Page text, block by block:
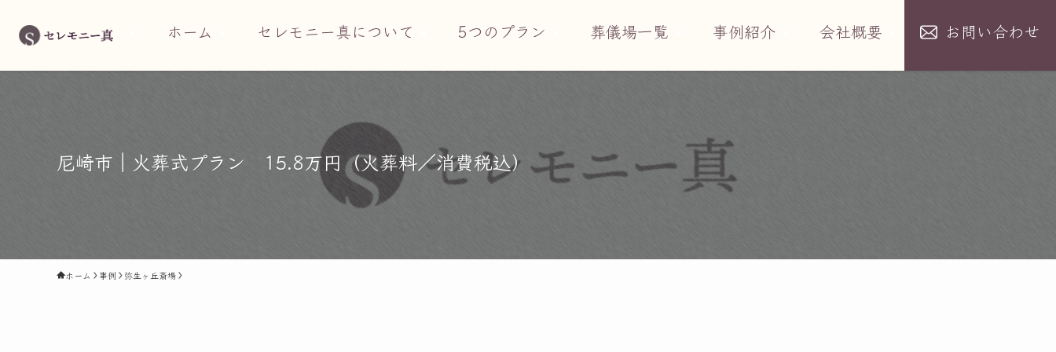
ホーム セレモニー真について 5つのプラン 葬儀場一覧 事例紹介 会社概要 お問い合わせ
尼崎市｜火葬式プラン 15.8万円（火葬料／消費税込）
ホーム 事例 弥生ヶ丘斎場